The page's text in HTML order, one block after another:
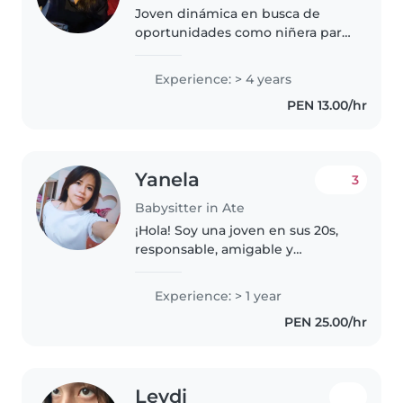
Joven dinámica en busca de
oportunidades como niñera para
de 2 a 10 años. Tengo 4 años de
experiencia, me gusta dibujar,
hacer manualidades y leerles..
Experience: > 4 years
PEN 13.00/hr
Yanela
Babysitter in Ate
3
¡Hola! Soy una joven en sus 20s,
responsable, amigable y
edad preescolar. Me encanta la
música y los juegos, y estoy
Experience: > 1 year
PEN 25.00/hr
Leydi